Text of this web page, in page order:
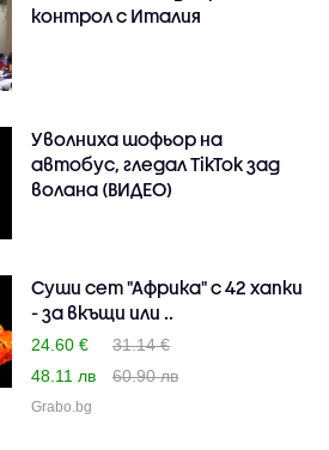
контрол с Италия
Уволниха шофьор на
автобус, гледал TikTok зад
волана (ВИДЕО)
Суши сет "Африка" с 42 хапки
- за вкъщи или ..
24.60 €
31.14 €
48.11 лв
60.90 лв
Grabo.bg